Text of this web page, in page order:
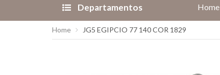
Departamentos Home
Home JG5 EGIPCIO 77 140 COR 1829